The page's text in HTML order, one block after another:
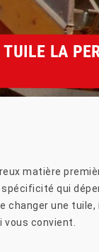
LA
matière
qui
changer une
convient.